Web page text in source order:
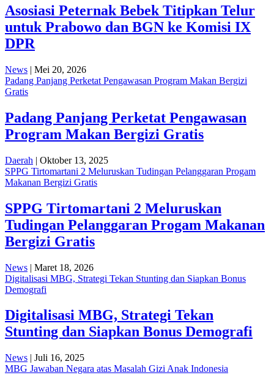
Asosiasi Peternak Bebek Titipkan Telur
untuk Prabowo dan BGN ke Komisi IX
DPR
News | Mei 20, 2026
Padang Panjang Perketat Pengawasan Program Makan Bergizi
Gratis
Padang Panjang Perketat Pengawasan
Program Makan Bergizi Gratis
Daerah | Oktober 13, 2025
SPPG Tirtomartani 2 Meluruskan Tudingan Pelanggaran Progam
Makanan Bergizi Gratis
SPPG Tirtomartani 2 Meluruskan
Tudingan Pelanggaran Progam Makanan
Bergizi Gratis
News | Maret 18, 2026
Digitalisasi MBG, Strategi Tekan Stunting dan Siapkan Bonus
Demografi
Digitalisasi MBG, Strategi Tekan
Stunting dan Siapkan Bonus Demografi
News | Juli 16, 2025
MBG Jawaban Negara atas Masalah Gizi Anak Indonesia